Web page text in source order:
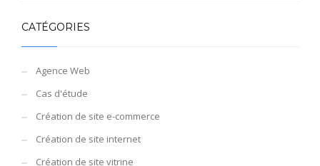
CATÉGORIES
Agence Web
Cas d'étude
Création de site e-commerce
Création de site internet
Création de site vitrine